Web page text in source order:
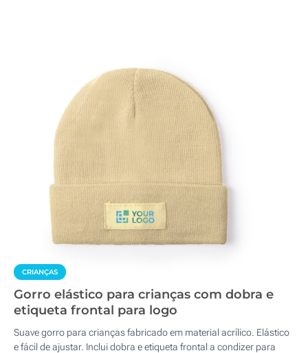
CRIANÇAS
Gorro elástico para crianças com dobra e
etiqueta frontal para logo
Suave gorro para crianças fabricado em material acrílico. Elástico
e fácil de ajustar. Inclui dobra e etiqueta frontal a condizer para